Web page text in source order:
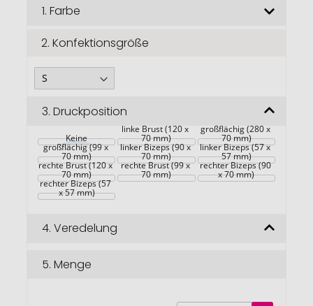
Bildgalerie
1. Farbe
2. Konfektionsgröße
3. Druckposition
Keine
linke Brust (120 x
70 mm)
großflächig (280 x
70 mm)
Rückseite
großflächig (99 x
70 mm)
linker Bizeps (90 x
70 mm)
linker Bizeps (57 x
57 mm)
rechte Brust (120 x
70 mm)
rechte Brust (99 x
70 mm)
rechter Bizeps (90
x 70 mm)
rechter Bizeps (57
x 57 mm)
4. Veredelung
5. Menge